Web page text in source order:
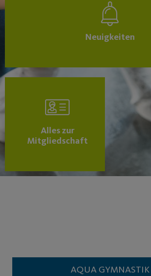
Neuigkeiten
Alles zur
Mitgliedschaft
AQUA GYMNASTIK